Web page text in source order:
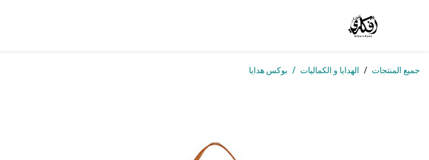
جميع المنتجات الهدايا و الكماليات بوكس هدايا